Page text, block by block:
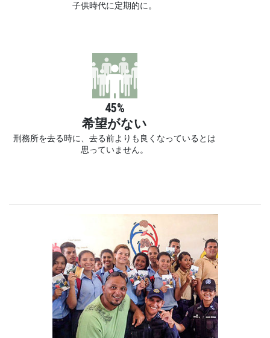
子供時代に定期的に。
45%
希望がない
刑務所を去る時に、去る前よりも良くなっているとは
思っていません。